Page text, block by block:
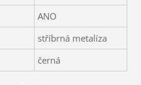
ANO
stříbrná metalíza
černá